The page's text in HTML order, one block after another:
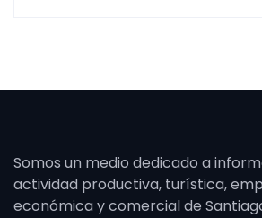
Somos un medio dedicado a
actividad productiva, turística,
económica y comercial de